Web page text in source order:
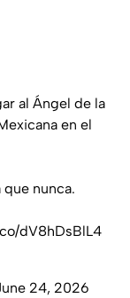
al Ángel de la
en el
que nunca.
dV8hDsBlL4
24, 2026